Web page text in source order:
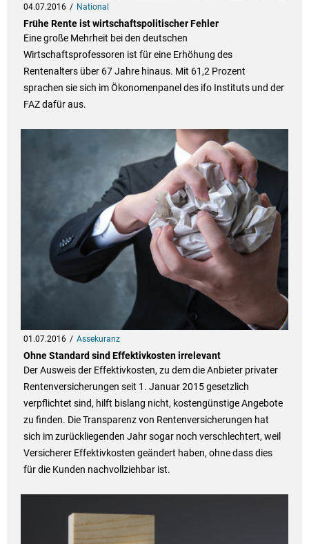
04.07.2016 National
Frühe Rente ist wirtschaftspolitischer Fehler
Eine große Mehrheit bei den deutschen
Wirtschaftsprofessoren ist für eine Erhöhung des
Rentenalters über 67 Jahre hinaus. Mit 61,2 Prozent
sprachen sie sich im Ökonomenpanel des ifo Instituts und der
FAZ dafür aus.
01.07.2016 Assekuranz
Ohne Standard sind Effektivkosten irrelevant
Der Ausweis der Effektivkosten, zu dem die Anbieter privater
Rentenversicherungen seit 1. Januar 2015 gesetzlich
verpflichtet sind, hilft bislang nicht, kostengünstige Angebote
zu finden. Die Transparenz von Rentenversicherungen hat
sich im zurückliegenden Jahr sogar noch verschlechtert, weil
Versicherer Effektivkosten geändert haben, ohne dass dies
für die Kunden nachvollziehbar ist.